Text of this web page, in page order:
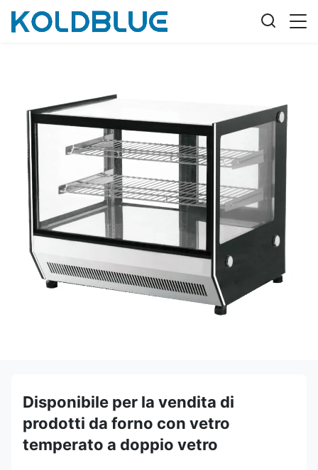
Disponibile per la vendita di
prodotti da forno con vetro
temperato a doppio vetro